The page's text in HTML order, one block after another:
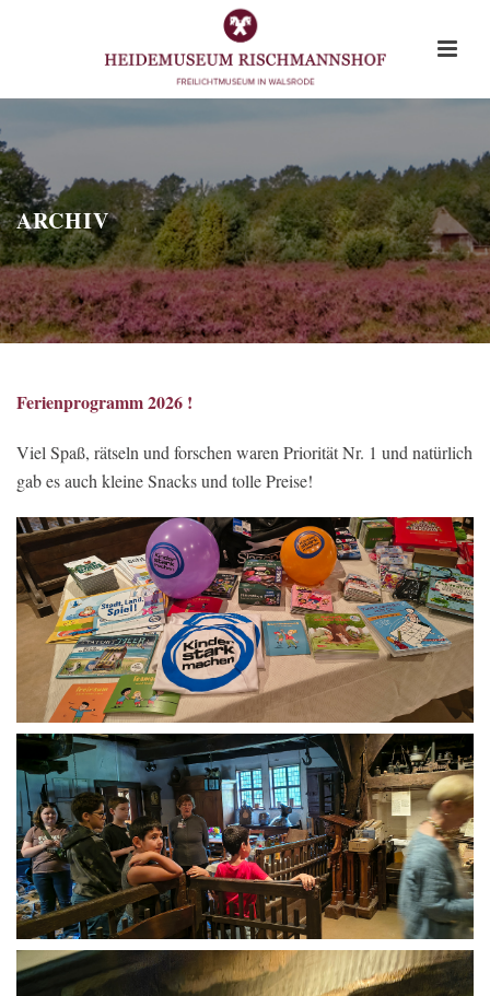
ARCHIV
Ferienprogramm 2026 !
Viel Spaß, rätseln und forschen waren Priorität Nr. 1 und natürlich
gab es auch kleine Snacks und tolle Preise!